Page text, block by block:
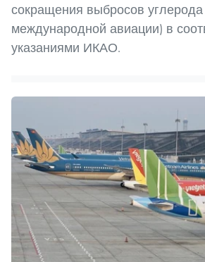
сокращения выбросов
международной авиации) в
указаниями ИКАО.